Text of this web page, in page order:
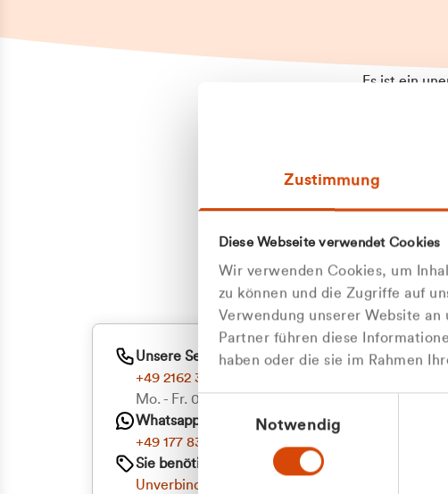
Zustimmung
Diese Webseite verwendet Cookies
Wir verwenden Cookies, um
zu können und die Zugriffe auf
Verwendung unserer Website
Partner führen diese
haben oder die sie im Rahmen
Einwilligungsauswahl
Notwendig
Zu
Privatkunde
Es ist ein
Zum
Oder
Unsere Service-Hotline
+49 2162 3769000
Mo. - Fr. 08.00 - 16:30 Uhr
Whatsapp
+49 177 8376058
Sie benötigen ein individuelles Angebot?
Unverbindliche Anfrage stellen